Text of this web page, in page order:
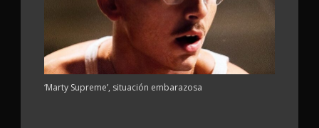
‘Marty Supreme’, situación embarazosa